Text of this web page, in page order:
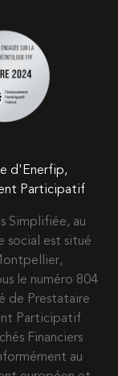
d'Enerfip,
Participatif
Simplifiée, au
social est situé
le numéro 804
de Prestataire
Participatif
Financiers
au